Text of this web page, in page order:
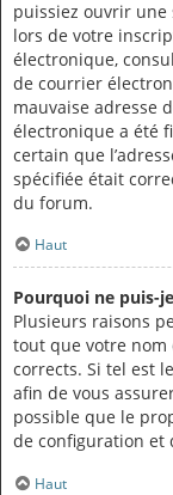
puissiez ouvrir
lors de votre
électronique,
de courrier
mauvaise adresse
électronique a été
certain que
spécifiée était
du forum.
Haut
Pourquoi ne puis-
Plusieurs raisons
tout que votre nom
corrects. Si tel est
afin de vous
possible que le
de configuration et
Haut